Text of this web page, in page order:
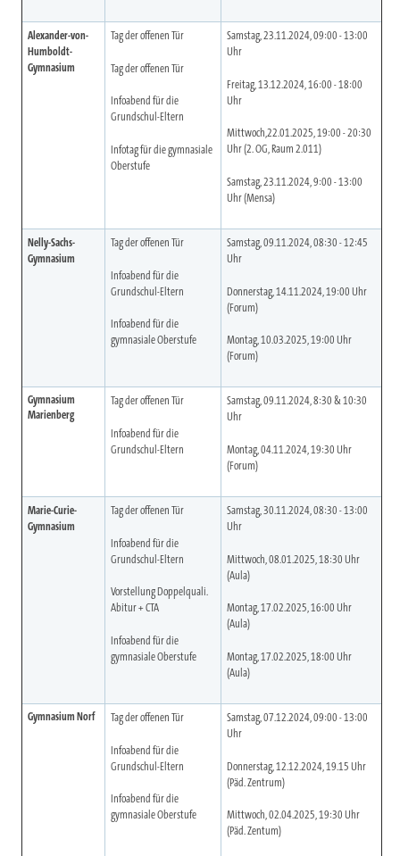
Alexander-von-
Humboldt-
Gymnasium
Tag der offenen Tür
Tag der offenen Tür
Infoabend für die
Grundschul-Eltern
Infotag für die gymnasiale
Oberstufe
Samstag, 23.11.2024, 09:00 - 13:00
Uhr
Freitag, 13.12.2024, 16:00 - 18:00
Uhr
Mittwoch,22.01.2025, 19:00 - 20:30
Uhr (2. OG, Raum 2.011)
Samstag, 23.11.2024, 9:00 - 13:00
Uhr (Mensa)
Nelly-Sachs-
Gymnasium
Tag der offenen Tür
Infoabend für die
Grundschul-Eltern
Infoabend für die
gymnasiale Oberstufe
Samstag, 09.11.2024, 08:30 - 12:45
Uhr
Donnerstag, 14.11.2024, 19:00 Uhr
(Forum)
Montag, 10.03.2025, 19:00 Uhr
(Forum)
Gymnasium
Marienberg
Tag der offenen Tür
Infoabend für die
Grundschul-Eltern
Samstag, 09.11.2024, 8:30 & 10:30
Uhr
Montag, 04.11.2024, 19:30 Uhr
(Forum)
Marie-Curie-
Gymnasium
Tag der offenen Tür
Infoabend für die
Grundschul-Eltern
Vorstellung Doppelquali.
Abitur + CTA
Infoabend für die
gymnasiale Oberstufe
Samstag, 30.11.2024, 08:30 - 13:00
Uhr
Mittwoch, 08.01.2025, 18:30 Uhr
(Aula)
Montag, 17.02.2025, 16:00 Uhr
(Aula)
Montag, 17.02.2025, 18:00 Uhr
(Aula)
Gymnasium Norf Tag der offenen Tür
Infoabend für die
Grundschul-Eltern
Infoabend für die
gymnasiale Oberstufe
Samstag, 07.12.2024, 09:00 - 13:00
Uhr
Donnerstag, 12.12.2024, 19.15 Uhr
(Päd. Zentrum)
Mittwoch, 02.04.2025, 19:30 Uhr
(Päd. Zentum)